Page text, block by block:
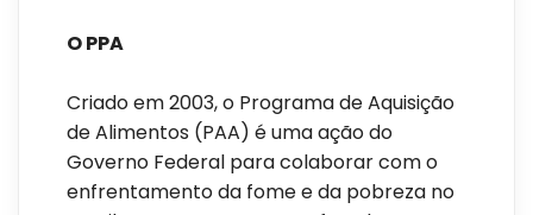
O PPA
Criado em 2003, o Programa de Aquisição
de Alimentos (PAA) é uma ação do
Governo Federal para colaborar com o
enfrentamento da fome e da pobreza no